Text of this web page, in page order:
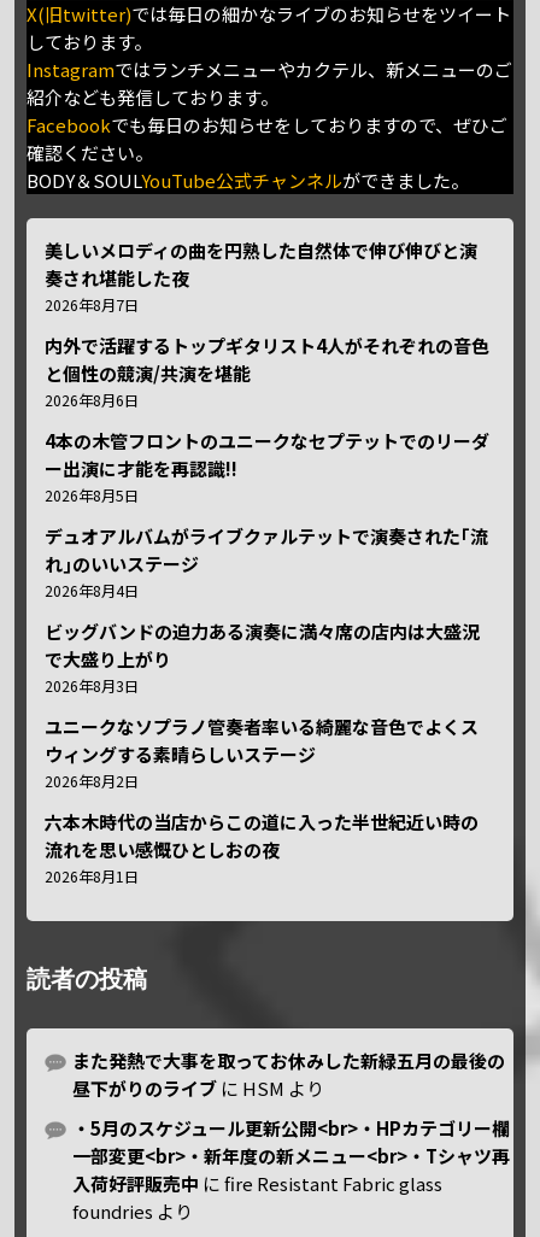
X(旧twitter)では毎日の細かなライブのお知らせをツイート
しております。
Instagramではランチメニューやカクテル、新メニューのご
紹介なども発信しております。
Facebookでも毎日のお知らせをしておりますので、ぜひご
確認ください。
BODY＆SOULYouTube公式チャンネルができました。
美しいメロディの曲を円熟した自然体で伸び伸びと演
奏され堪能した夜
2026年8月7日
内外で活躍するトップギタリスト4人がそれぞれの音色
と個性の競演/共演を堪能
2026年8月6日
4本の木管フロントのユニークなセプテットでのリーダ
ー出演に才能を再認識!!
2026年8月5日
デュオアルバムがライブクァルテットで演奏された｢流
れ｣のいいステージ
2026年8月4日
ビッグバンドの迫力ある演奏に満々席の店内は大盛況
で大盛り上がり
2026年8月3日
ユニークなソプラノ管奏者率いる綺麗な音色でよくス
ウィングする素晴らしいステージ
2026年8月2日
六本木時代の当店からこの道に入った半世紀近い時の
流れを思い感慨ひとしおの夜
2026年8月1日
読者の投稿
また発熱で大事を取ってお休みした新緑五月の最後の
昼下がりのライブ に HSM より
・5月のスケジュール更新公開<br>・HPカテゴリー欄
一部変更<br>・新年度の新メニュー<br>・Tシャツ再
入荷好評販売中 にfire Resistant Fabric glass
foundries より